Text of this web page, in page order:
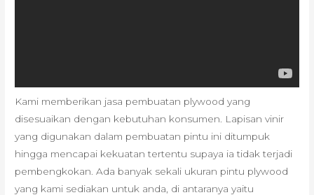
Kami memberikan jasa pembuatan plywood yang
disesuaikan dengan kebutuhan konsumen. Lapisan vinir
yang digunakan dalam pembuatan pintu ini ditumpuk
hingga mencapai kekuatan tertentu supaya ia tidak terjadi
pembengkokan. Ada banyak sekali ukuran pintu plywood
yang kami sediakan untuk anda, di antaranya yaitu